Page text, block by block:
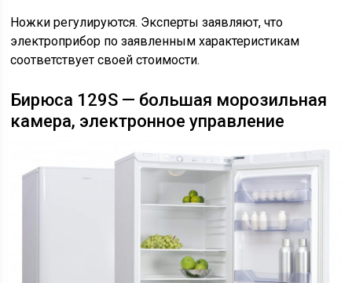
Ножки регулируются. Эксперты заявляют, что
электроприбор по заявленным характеристикам
соответствует своей стоимости.
Бирюса 129S — большая морозильная
камера, электронное управление